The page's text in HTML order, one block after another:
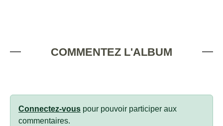
COMMENTEZ L'ALBUM
Connectez-vous pour pouvoir participer aux
commentaires.